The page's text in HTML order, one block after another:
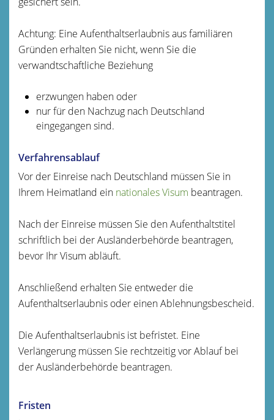
Achtung: Eine Aufenthaltserlaubnis aus familiären
Gründen erhalten Sie nicht, wenn Sie die
verwandtschaftliche Beziehung
erzwungen haben oder
nur für den Nachzug nach Deutschland
eingegangen sind.
Verfahrensablauf
Vor der Einreise nach Deutschland müssen Sie in
Ihrem Heimatland ein nationales Visum beantragen.
Nach der Einreise müssen Sie den Aufenthaltstitel
schriftlich bei der Ausländerbehörde beantragen,
bevor Ihr Visum abläuft.
Anschließend erhalten Sie entweder die
Aufenthaltserlaubnis oder einen Ablehnungsbescheid.
Die Aufenthaltserlaubnis ist befristet. Eine
Verlängerung müssen Sie rechtzeitig vor Ablauf bei
der Ausländerbehörde beantragen.
Fristen